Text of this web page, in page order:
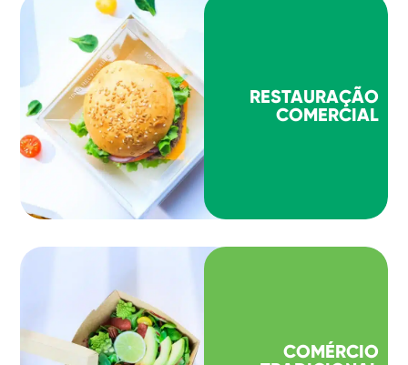
RESTAURAÇÃO
COMERCIAL
COMÉRCIO